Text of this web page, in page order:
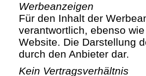
Werbeanzeigen
Für den Inhalt der
verantwortlich, ebenso
Website. Die Darstellung
durch den Anbieter dar.
Kein Vertragsverhältnis